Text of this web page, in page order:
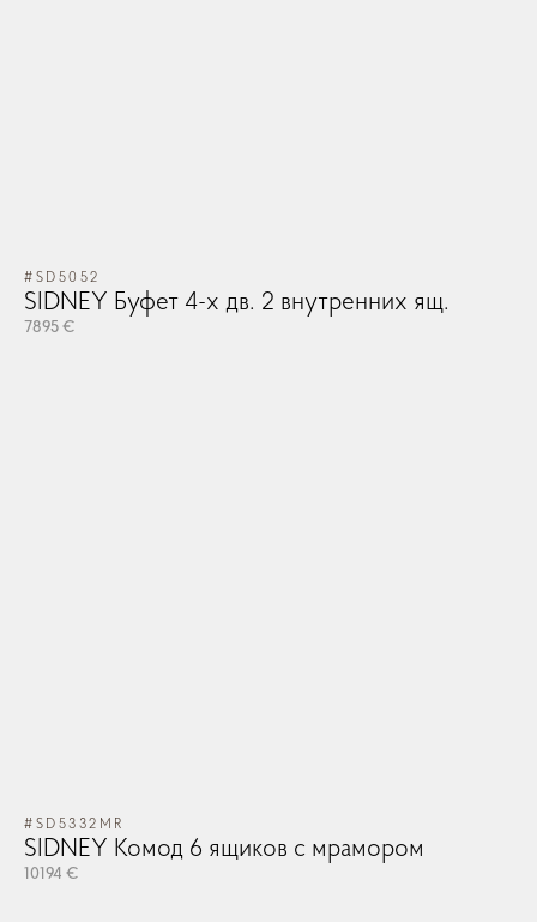
#SD5052
SIDNEY Буфет 4-х дв. 2 внутренних ящ.
7895 €
#SD5332MR
SIDNEY Комод 6 ящиков с мрамором
10194 €